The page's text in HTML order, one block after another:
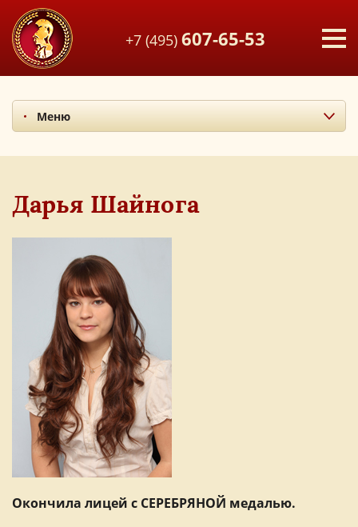
+7 (495) 607-65-53
Меню
Наши учителя
Экскурсия по лицею
Фотоальбом
Мы в СМИ
Дарья Шайнога
Окончила лицей с СЕРЕБРЯНОЙ медалью.